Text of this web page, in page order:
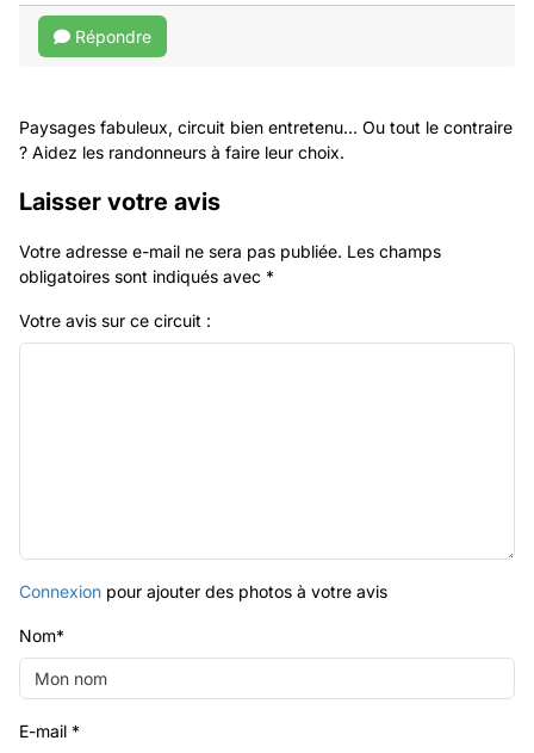
Répondre
Paysages fabuleux, circuit bien entretenu... Ou tout le contraire
? Aidez les randonneurs à faire leur choix.
Laisser votre avis
Votre adresse e-mail ne sera pas publiée. Les champs
obligatoires sont indiqués avec *
Votre avis sur ce circuit :
Connexion pour ajouter des photos à votre avis
Nom*
E-mail *